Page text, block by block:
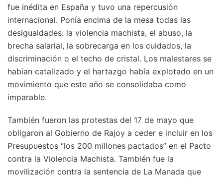
fue inédita en España y tuvo una repercusión
internacional. Ponía encima de la mesa todas las
desigualdades: la violencia machista, el abuso, la
brecha salarial, la sobrecarga en los cuidados, la
discriminación o el techo de cristal. Los malestares se
habían catalizado y el hartazgo había explotado en un
movimiento que este año se consolidaba como
imparable.
También fueron las protestas del 17 de mayo que
obligaron al Gobierno de Rajoy a ceder e incluir en los
Presupuestos “los 200 millones pactados” en el Pacto
contra la Violencia Machista. También fue la
movilización contra la sentencia de La Manada que